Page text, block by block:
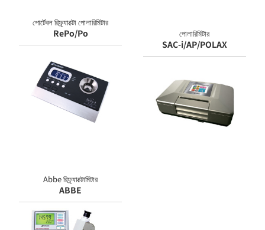
পোর্টেবল রিফ্র্যাক্টো পোলারিমিটার
RePo/Po পোলারিমিটার
SAC-i/AP/POLAX
Abbe রিফ্র্যাক্টোমিটার
ABBE